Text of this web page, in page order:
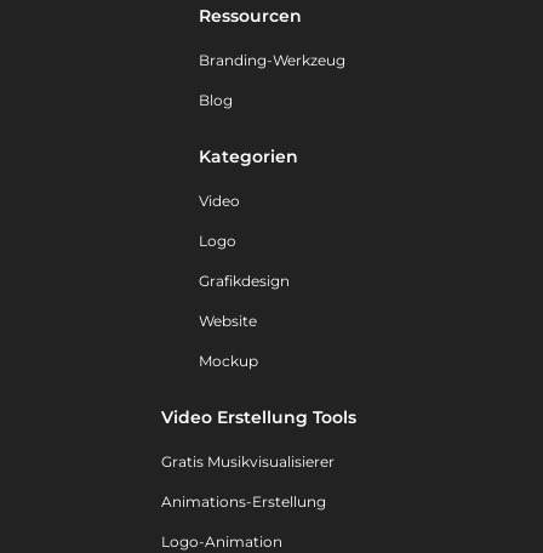
Ressourcen
Branding-Werkzeug
Blog
Kategorien
Video
Logo
Grafikdesign
Website
Mockup
Video Erstellung Tools
Gratis Musikvisualisierer
Animations-Erstellung
Logo-Animation